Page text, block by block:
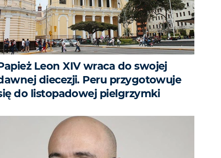
Leon XIV wraca do swojej
diecezji. Peru przygotowuje
do listopadowej pielgrzymki